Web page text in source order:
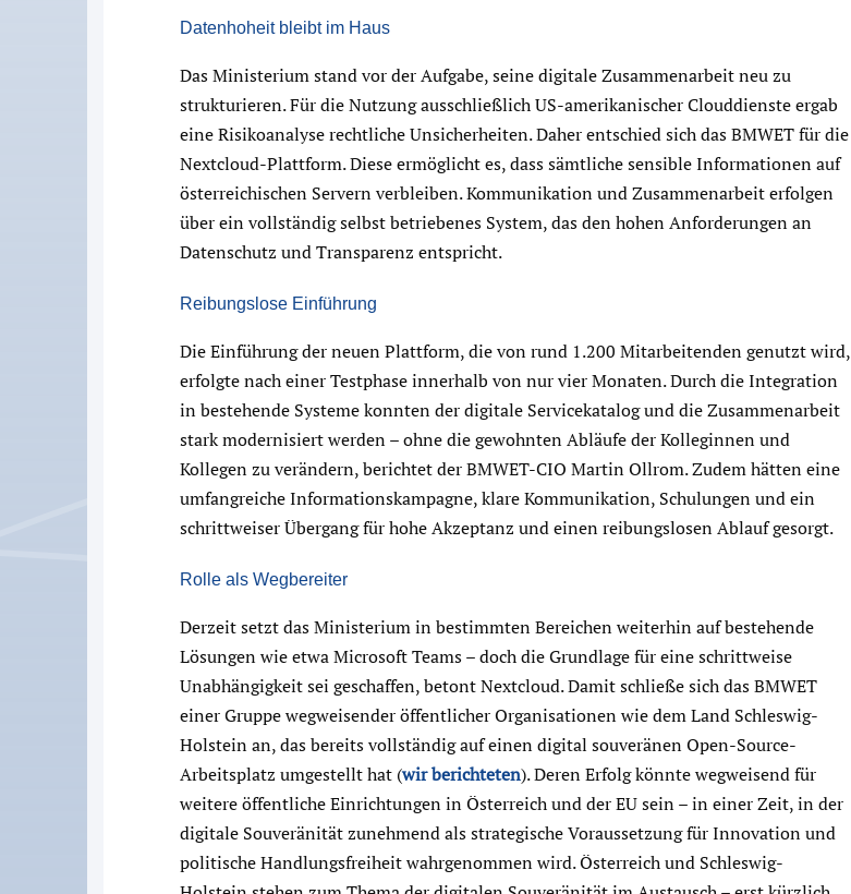
Datenhoheit bleibt im Haus
Das Ministerium stand vor der Aufgabe, seine digitale Zusammenarbeit neu zu
strukturieren. Für die Nutzung ausschließlich US-amerikanischer Clouddienste ergab
eine Risikoanalyse rechtliche Unsicherheiten. Daher entschied sich das BMWET für die
Nextcloud-Plattform. Diese ermöglicht es, dass sämtliche sensible Informationen auf
österreichischen Servern verbleiben. Kommunikation und Zusammenarbeit erfolgen
über ein vollständig selbst betriebenes System, das den hohen Anforderungen an
Datenschutz und Transparenz entspricht.
Reibungslose Einführung
Die Einführung der neuen Plattform, die von rund 1.200 Mitarbeitenden genutzt wird,
erfolgte nach einer Testphase innerhalb von nur vier Monaten. Durch die Integration
in bestehende Systeme konnten der digitale Servicekatalog und die Zusammenarbeit
stark modernisiert werden – ohne die gewohnten Abläufe der Kolleginnen und
Kollegen zu verändern, berichtet der BMWET-CIO Martin Ollrom. Zudem hätten eine
umfangreiche Informationskampagne, klare Kommunikation, Schulungen und ein
schrittweiser Übergang für hohe Akzeptanz und einen reibungslosen Ablauf gesorgt.
Rolle als Wegbereiter
Derzeit setzt das Ministerium in bestimmten Bereichen weiterhin auf bestehende
Lösungen wie etwa Microsoft Teams – doch die Grundlage für eine schrittweise
Unabhängigkeit sei geschaffen, betont Nextcloud. Damit schließe sich das BMWET
einer Gruppe wegweisender öffentlicher Organisationen wie dem Land Schleswig-
Holstein an, das bereits vollständig auf einen digital souveränen Open-Source-
Arbeitsplatz umgestellt hat (wir berichteten). Deren Erfolg könnte wegweisend für
weitere öffentliche Einrichtungen in Österreich und der EU sein – in einer Zeit, in der
digitale Souveränität zunehmend als strategische Voraussetzung für Innovation und
politische Handlungsfreiheit wahrgenommen wird. Österreich und Schleswig-